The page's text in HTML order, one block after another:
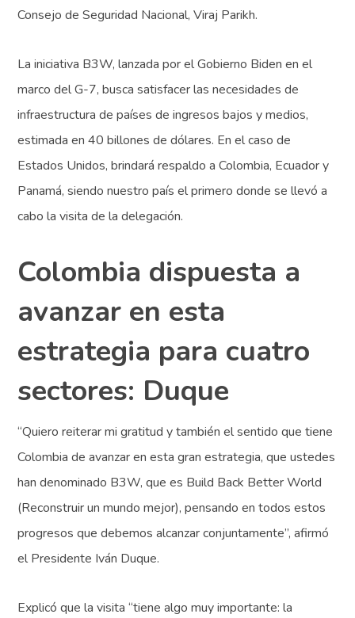
Consejo de Seguridad Nacional, Viraj Parikh.
La iniciativa B3W, lanzada por el Gobierno Biden en el
marco del G-7, busca satisfacer las necesidades de
infraestructura de países de ingresos bajos y medios,
estimada en 40 billones de dólares. En el caso de
Estados Unidos, brindará respaldo a Colombia, Ecuador y
Panamá, siendo nuestro país el primero donde se llevó a
cabo la visita de la delegación.
Colombia dispuesta a
avanzar en esta
estrategia para cuatro
sectores: Duque
“Quiero reiterar mi gratitud y también el sentido que tiene
Colombia de avanzar en esta gran estrategia, que ustedes
han denominado B3W, que es Build Back Better World
(Reconstruir un mundo mejor), pensando en todos estos
progresos que debemos alcanzar conjuntamente”, afirmó
el Presidente Iván Duque.
Explicó que la visita “tiene algo muy importante: la